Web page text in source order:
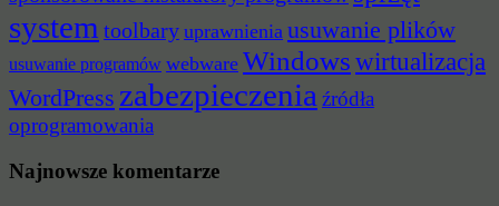
system toolbary uprawnienia usuwanie plików
usuwanie programów webware Windowswirtualizacja
WordPress zabezpieczenia źródła
oprogramowania
Najnowsze komentarze